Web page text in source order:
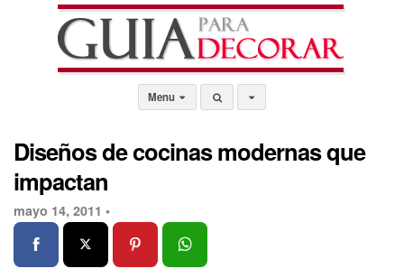
Menu
Diseños de cocinas modernas que
impactan
mayo 14, 2011 •